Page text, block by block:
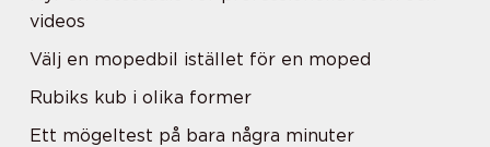
videos
Välj en mopedbil istället för en moped
Rubiks kub i olika former
Ett mögeltest på bara några minuter